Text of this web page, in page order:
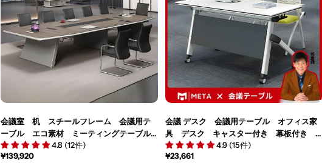
会議室 机 スチールフレーム 会議用テ
ーブル エコ素材 ミーティングテーブル
オフィステーブル カスタマイズ可能
HYZ-M-002
4.8 (12件)
通
¥139,920
会議 デスク 会議用テーブル オフィス家
具 デスク キャスター付き 幕板付き
折り畳み式 シンプル ホワイト カスタ
マイズ可能 HYZ-M-020
4.9 (15件)
通
¥23,661